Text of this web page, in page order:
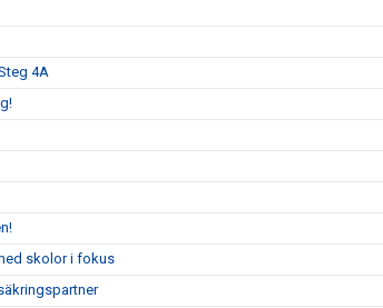
4A
skolor i fokus